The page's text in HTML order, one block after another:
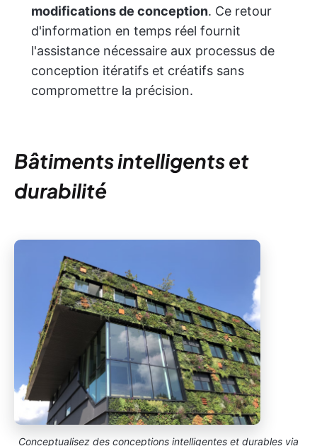
modifications de conception. Ce retour
d'information en temps réel fournit
l'assistance nécessaire aux processus de
conception itératifs et créatifs sans
compromettre la précision.
Bâtiments intelligents et
durabilité
Conceptualisez des conceptions intelligentes et durables via